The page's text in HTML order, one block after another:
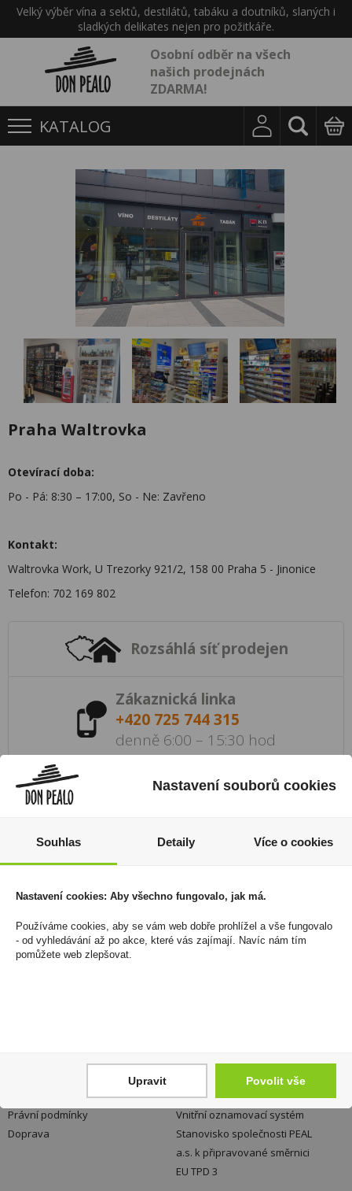
Velký výběr vína a sektů, destilátů, tabáku a doutníků, slaných i
sladkých delikates nejen pro požitkáře.
Osobní odběr na všech
našich prodejnách
ZDARMA!
KATALOG
Praha Waltrovka
Otevírací doba:
Po - Pá: 8:30 – 17:00, So - Ne: Zavřeno
Kontakt:
Waltrovka Work, U Trezorky 921/2, 158 00 Praha 5 - Jinonice
Telefon: 702 169 802
Rozsáhlá síť prodejen
Zákaznická linka
+420 725 744 315
denně 6:00 – 15:30 hod
Newsletter
Zde se můžete registrovat k odběru novinek a
Váš nákup
Registrace
Prodejny
Právní podmínky
Doprava
Volná místa
Vnitřní oznamovací systém
Stanovisko společnosti PEAL
a.s. k připravované směrnici
EU TPD 3
Nastavení souborů cookies
Souhlas Detaily Více o cookies
Nastavení cookies: Aby všechno fungovalo, jak má.
Používáme cookies, aby se vám web dobře prohlížel a vše fungovalo
- od vyhledávání až po akce, které vás zajímají. Navíc nám tím
pomůžete web zlepšovat.
Upravit Povolit vše